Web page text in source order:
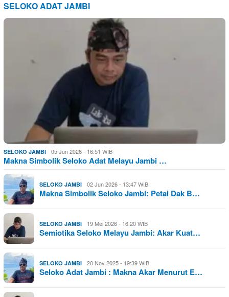
SELOKO ADAT JAMBI
SELOKO JAMBI 05 Jun 2026 - 16:51 WIB
Makna Simbolik Seloko Adat Melayu Jambi …
SELOKO JAMBI 02 Jun 2026 - 13:47 WIB
Makna Simbolik Seloko Jambi: Petai Dak B…
SELOKO JAMBI 19 Mei 2026 - 16:20 WIB
Semiotika Seloko Melayu Jambi: Akar Kuat…
SELOKO JAMBI 20 Nov 2025 - 19:39 WIB
Seloko Adat Jambi : Makna Akar Menurut E…